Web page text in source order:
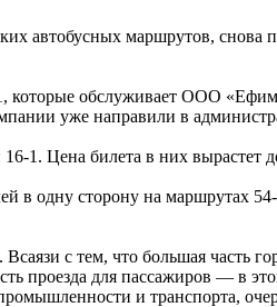
автобусных маршрутов, снова
которые обслуживает ООО
уже направили в
1. Цена билета в них вырастет
одну сторону на маршрутах
с тем, что большая часть
проезда для пассажиров — в
и транспорта,